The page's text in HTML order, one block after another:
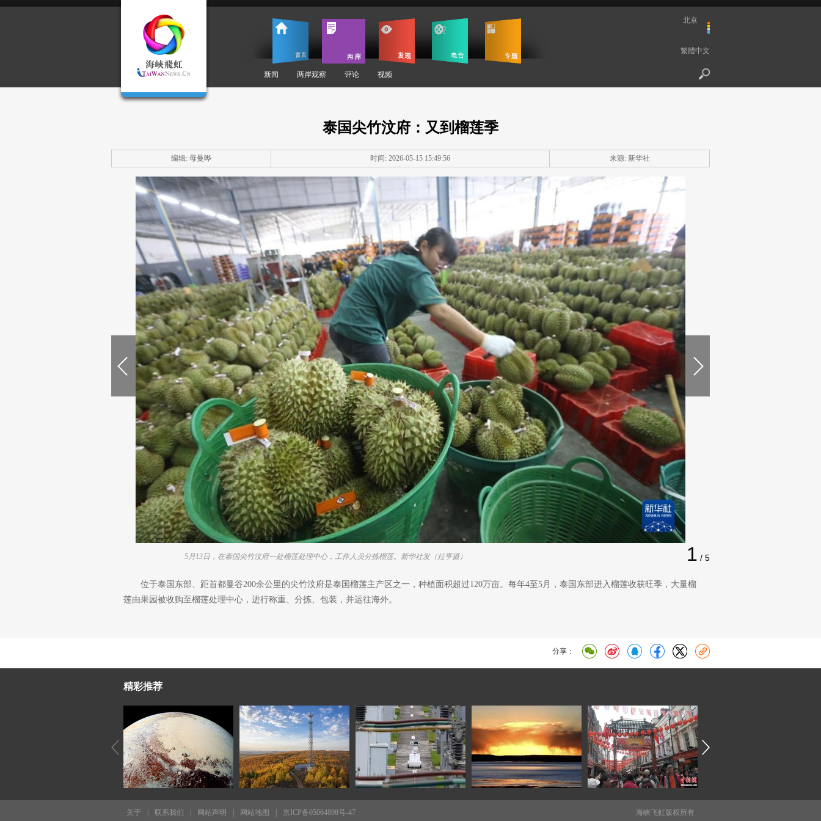
新闻 两岸观察 评论 视频
北京
繁體中文
泰国尖竹汶府：又到榴莲季
编辑: 母曼晔 时间: 2026-05-15 15:49:56 来源: 新华社
1 / 5
5月13日，在泰国尖竹汶府一处榴莲处理中心，工作人员分拣榴莲。新华社发（拉亨摄）
位于泰国东部、距首都曼谷200余公里的尖竹汶府是泰国榴莲主产区之一，种植面积超过120万亩。每年4至5月，泰国东部进入榴莲收获旺季，大量榴
莲由果园被收购至榴莲处理中心，进行称重、分拣、包装，并运往海外。
分享：
精彩推荐
海峡飞虹版权所有
关于 联系我们 网站声明 网站地图 京ICP备05064898号-47